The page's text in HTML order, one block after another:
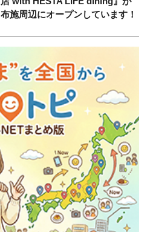
布施周辺にオープンしています！